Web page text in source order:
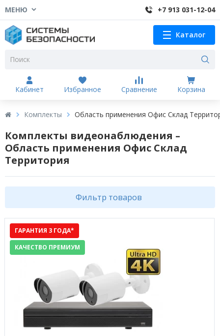
МЕНЮ +7 913 031-12-04
Каталог
Кабинет Избранное Сравнение Корзина
Комплекты Область применения Офис Склад
Комплекты видеонаблюдения –
Область применения Офис Склад
Территория
Фильтр товаров
ГАРАНТИЯ 3 ГОДА*
КАЧЕСТВО ПРЕМИУМ